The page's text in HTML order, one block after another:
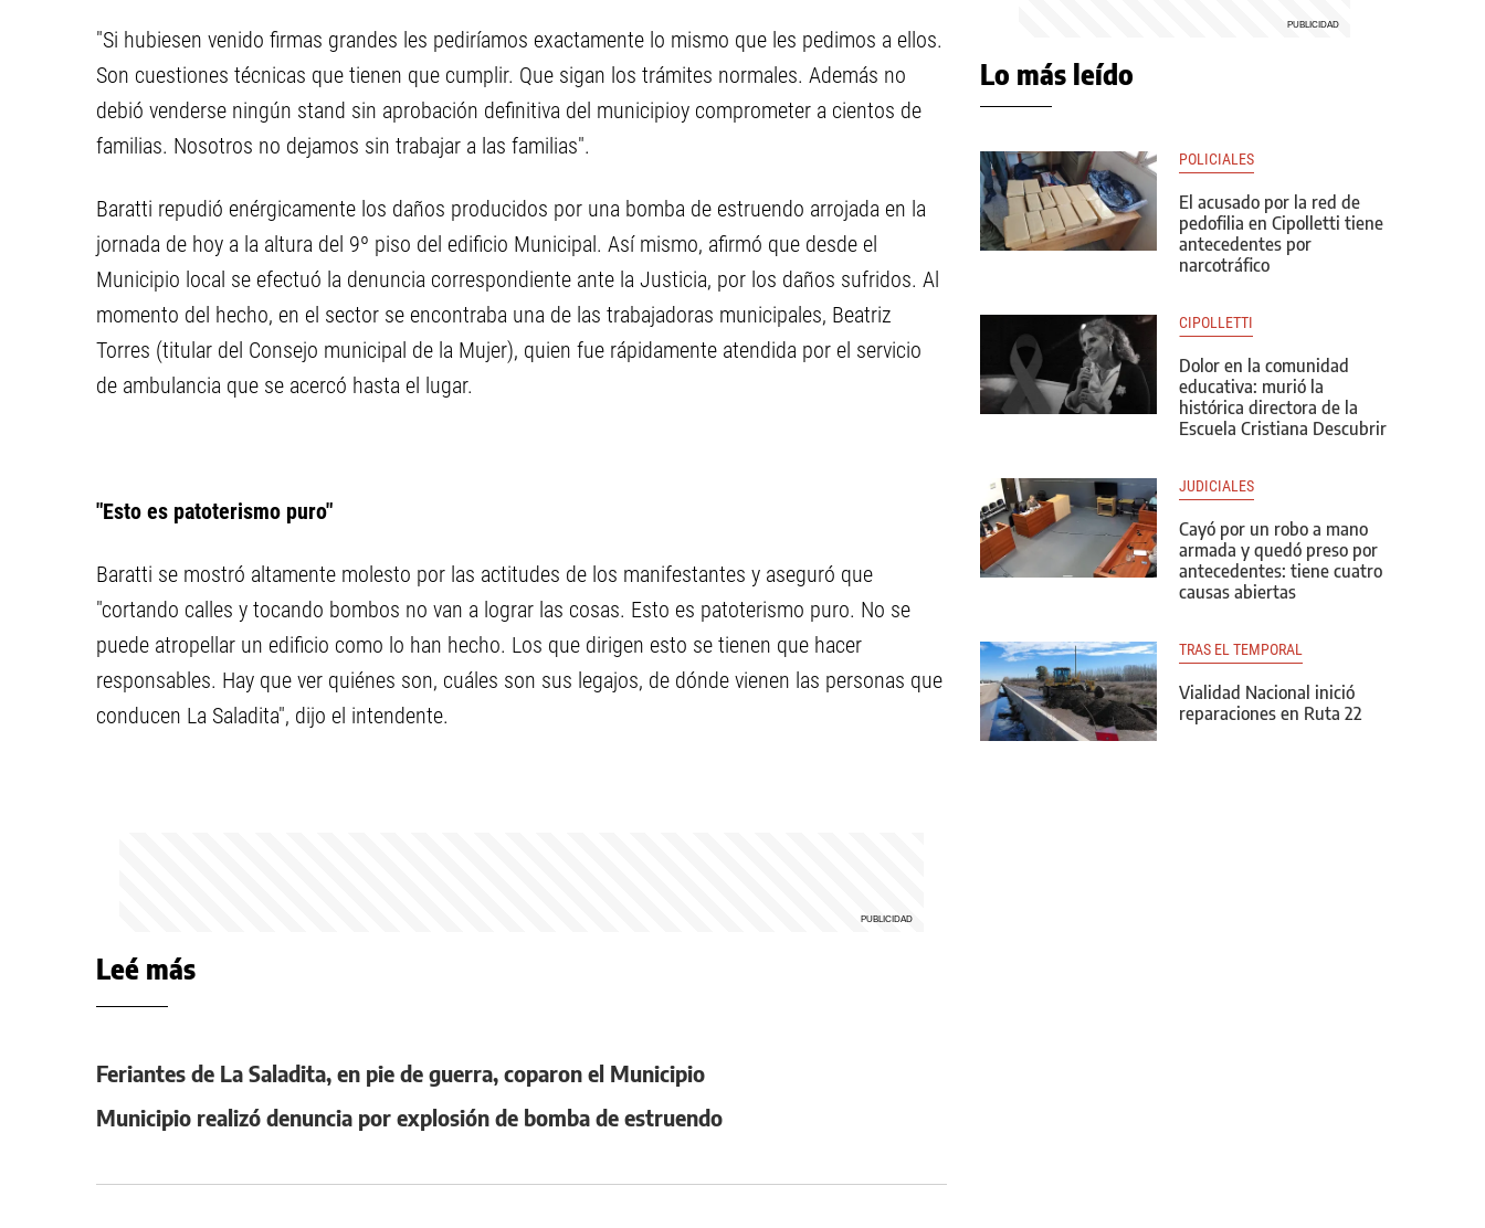
"Si hubiesen venido firmas grandes les pediríamos exactamente lo mismo que les pedimos a ellos.
Son cuestiones técnicas que tienen que cumplir. Que sigan los trámites normales. Además no
debió venderse ningún stand sin aprobación definitiva del municipioy comprometer a cientos de
familias. Nosotros no dejamos sin trabajar a las familias".
Baratti repudió enérgicamente los daños producidos por una bomba de estruendo arrojada en la
jornada de hoy a la altura del 9º piso del edificio Municipal. Así mismo, afirmó que desde el
Municipio local se efectuó la denuncia correspondiente ante la Justicia, por los daños sufridos. Al
momento del hecho, en el sector se encontraba una de las trabajadoras municipales, Beatriz
Torres (titular del Consejo municipal de la Mujer), quien fue rápidamente atendida por el servicio
de ambulancia que se acercó hasta el lugar.
"Esto es patoterismo puro"
Baratti se mostró altamente molesto por las actitudes de los manifestantes y aseguró que
"cortando calles y tocando bombos no van a lograr las cosas. Esto es patoterismo puro. No se
puede atropellar un edificio como lo han hecho. Los que dirigen esto se tienen que hacer
responsables. Hay que ver quiénes son, cuáles son sus legajos, de dónde vienen las personas que
conducen La Saladita", dijo el intendente.
Leé más
Feriantes de La Saladita, en pie de guerra, coparon el Municipio
Municipio realizó denuncia por explosión de bomba de estruendo
Lo más leído
POLICIALES
El acusado por la red de
pedofilia en Cipolletti tiene
antecedentes por
narcotráfico
CIPOLLETTI
Dolor en la comunidad
educativa: murió la
histórica directora de la
Escuela Cristiana Descubrir
JUDICIALES
Cayó por un robo a mano
armada y quedó preso por
antecedentes: tiene cuatro
causas abiertas
TRAS EL TEMPORAL
Vialidad Nacional inició
reparaciones en Ruta 22